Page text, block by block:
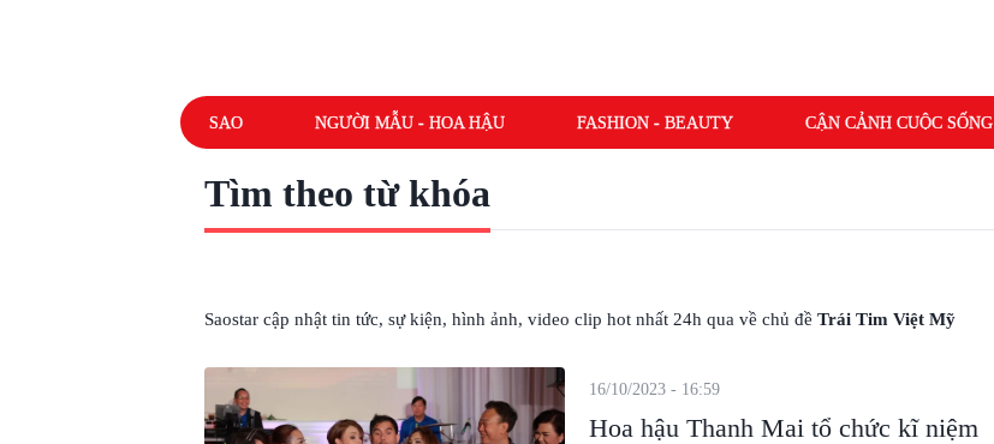
SAO NGƯỜI MẪU - HOA HẬU FASHION - BEAUTY CẬN CẢNH CUỘC SỐNG
Tìm theo từ khóa
Saostar cập nhật tin tức, sự kiện, hình ảnh, video clip hot nhất 24h qua về chủ đề Trái Tim Việt Mỹ
Hoa hậu Thanh Mai tổ chức kĩ niệm
16/10/2023 - 16:59